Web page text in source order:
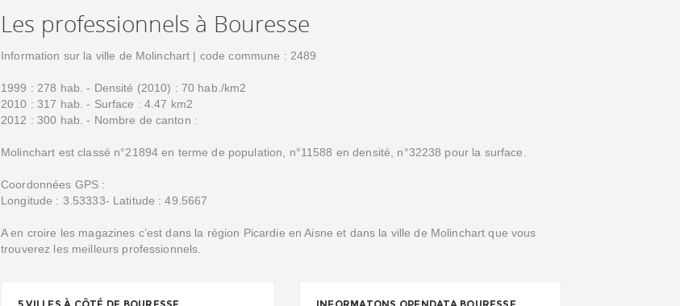
Les professionnels à Bouresse
Information sur la ville de Molinchart | code commune : 2489
1999 : 278 hab. - Densité (2010) : 70 hab./km2
2010 : 317 hab. - Surface : 4.47 km2
2012 : 300 hab. - Nombre de canton :
Molinchart est classé n°21894 en terme de population, n°11588 en densité, n°32238 pour la surface.
Coordonnées GPS :
Longitude : 3.53333- Latitude : 49.5667
A en croire les magazines c’est dans la région Picardie en Aisne et dans la ville de Molinchart que vous
trouverez les meilleurs professionnels.